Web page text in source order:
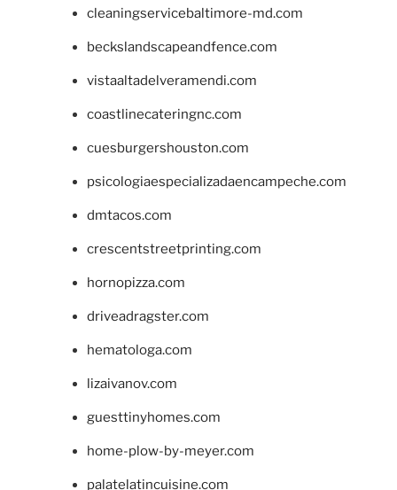
cleaningservicebaltimore-md.com
beckslandscapeandfence.com
vistaaltadelveramendi.com
coastlinecateringnc.com
cuesburgershouston.com
psicologiaespecializadaencampeche.com
dmtacos.com
crescentstreetprinting.com
hornopizza.com
driveadragster.com
hematologa.com
lizaivanov.com
guesttinyhomes.com
home-plow-by-meyer.com
palatelatincuisine.com